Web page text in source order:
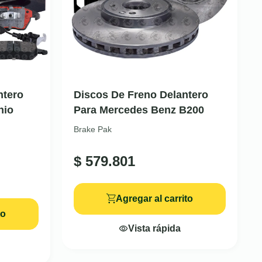
Discos De Freno Delantero
Para Mercedes Benz B200
Brake Pak
$ 579.801
Agregar al carrito
Vista rápida